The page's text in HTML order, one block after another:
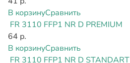
В корзинуСравнить
FR 3110 FFP1 NR D PREMIUM
64 р.
В корзинуСравнить
FR 3110 FFP1 NR D STANDART